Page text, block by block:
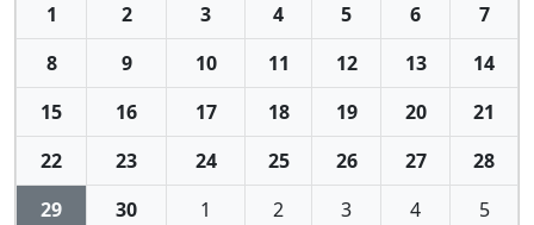
1
2 3 4 5 6
7
8
9 10 11 12 13
14
15
16 17 18 19 20
21
22
23 24 25 26 27
28
29
30 1 2 3 4 5